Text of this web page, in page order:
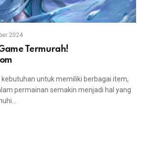
2024
Termurah!
untuk memiliki berbagai item,
permainan semakin menjadi hal yang